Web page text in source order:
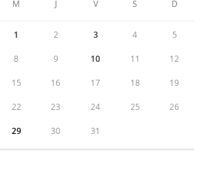
M J V S D
1 2 3 4 5
8 9 10 11 12
15 16 17 18 19
22 23 24 25 26
29 30 31